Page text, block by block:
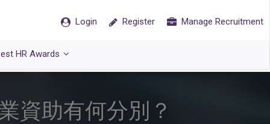
Login Register Manage Recruitment
HR Awards
資助有何分別？